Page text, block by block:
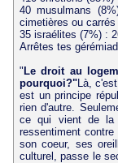
40 musulmans
cimetières ou
35 israélites (7%) :
Arrêtes tes
" Le droit au
pourquoi?"Là,
est un principe
rien d'autre.
ce qui vient de la
ressentiment
son coeur, ses
culturel, passe le